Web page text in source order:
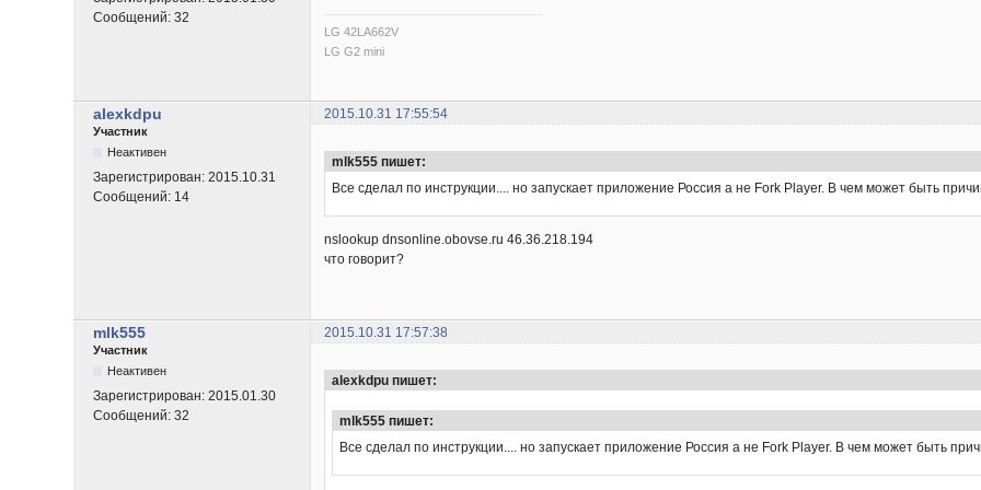
Сообщений:32
LG 42LA662V
LG G2 mini
alexkdpu 2015.10.31 17:55:54
Участник
Неактивен
Зарегистрирован:2015.10.31
Сообщений: 14
mlk555 пишет:
Все сделал по инструкции.... но запускает приложение Россия а не Fork Player. В чем может быть
nslookup dnsonline.obovse.ru 46.36.218.194
что говорит?
mlk555 2015.10.31 17:57:38
Участник
Неактивен
Зарегистрирован:2015.01.30
Сообщений:32
alexkdpu пишет:
mlk555 пишет:
Все сделал по инструкции.... но запускает приложение Россия а не Fork Player. В чем может быть